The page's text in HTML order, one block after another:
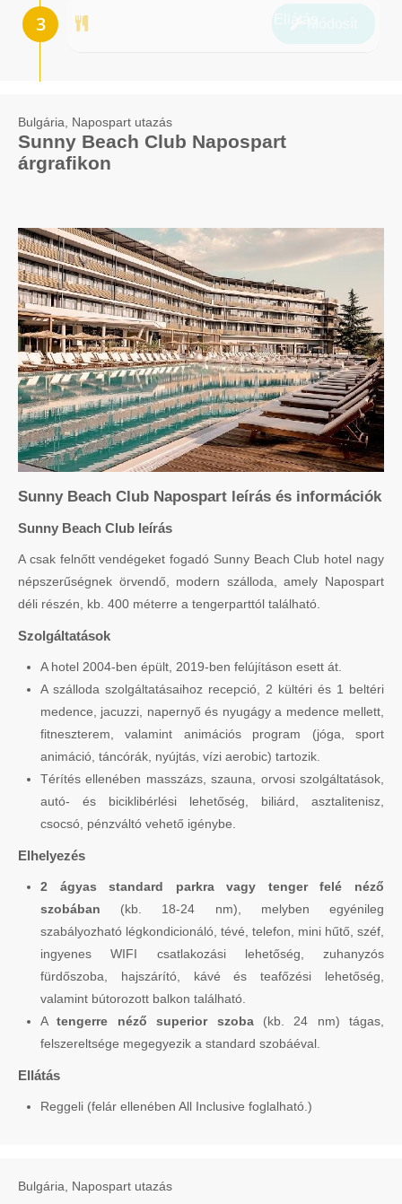
Bulgária, Napospart utazás
Sunny Beach Club Napospart
árgrafikon
Sunny Beach Club Napospart leírás és információk
Sunny Beach Club leírás
A csak felnőtt vendégeket fogadó Sunny Beach Club hotel nagy
népszerűségnek örvendő, modern szálloda, amely Napospart
déli részén, kb. 400 méterre a tengerparttól található.
Szolgáltatások
A hotel 2004-ben épült, 2019-ben felújításon esett át.
A szálloda szolgáltatásaihoz recepció, 2 kültéri és 1 beltéri
medence, jacuzzi, napernyő és nyugágy a medence mellett,
fitneszterem, valamint animációs program (jóga, sport
animáció, táncórák, nyújtás, vízi aerobic) tartozik.
Térítés ellenében masszázs, szauna, orvosi szolgáltatások,
autó- és biciklibérlési lehetőség, biliárd, asztalitenisz,
csocsó, pénzváltó vehető igénybe.
Elhelyezés
2 ágyas standard parkra vagy tenger felé néző
szobában (kb. 18-24 nm), melyben egyénileg
szabályozható légkondicionáló, tévé, telefon, mini hűtő, széf,
ingyenes WIFI csatlakozási lehetőség, zuhanyzós
fürdőszoba, hajszárító, kávé és teafőzési lehetőség,
valamint bútorozott balkon található.
Atengerre néző superior szoba(kb. 24 nm) tágas,
felszereltsége megegyezik a standard szobáéval.
Ellátás
Reggeli (felár ellenében All Inclusive foglalható.)
Bulgária, Napospart utazás